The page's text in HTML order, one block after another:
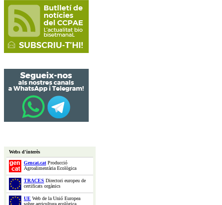
Webs d'interès
Gencat.catProducció
Agroalimentària Ecològica
TRACES Directori europeu de
certificats orgànics
UE Web de la Unió Europea